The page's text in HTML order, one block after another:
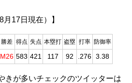
月17日現在）】
勝差 得点 失点 本塁打 盗塁 打率 防御率
M26 583 421 117 92 .276 3.38
きが多いチェックのツイッターは